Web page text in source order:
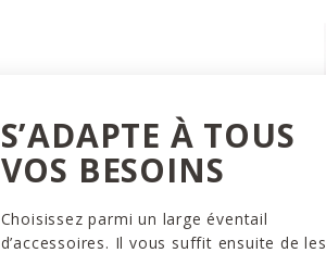
S’ADAPTE À TOUS
VOS BESOINS
Choisissez parmi un large éventail
d’accessoires. Il vous suffit ensuite de les